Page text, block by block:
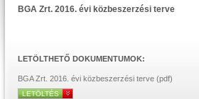
BGA Zrt. 2016. évi közbeszerzési terve
LETÖLTHETŐ DOKUMENTUMOK:
BGA Zrt. 2016. évi közbeszerzési terve (pdf)
LETÖLTÉS